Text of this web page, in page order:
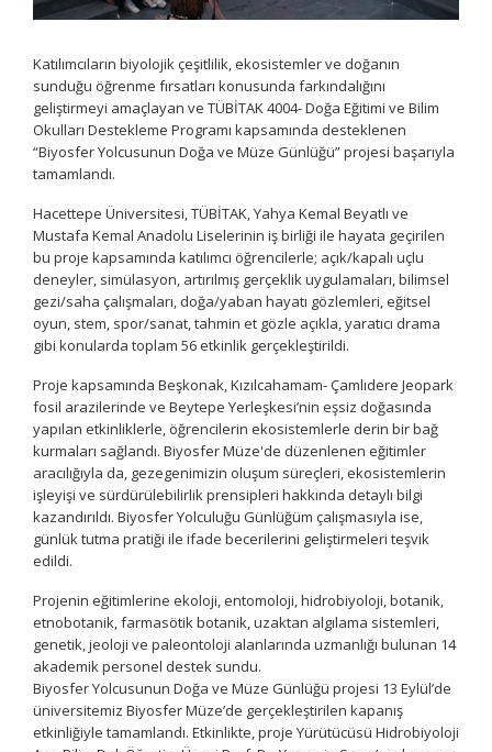
Katılımcıların biyolojik çeşitlilik, ekosistemler ve doğanın
sunduğu öğrenme fırsatları konusunda farkındalığını
geliştirmeyi amaçlayan ve TÜBİTAK 4004- Doğa Eğitimi ve Bilim
Okulları Destekleme Programı kapsamında desteklenen
“Biyosfer Yolcusunun Doğa ve Müze Günlüğü” projesi başarıyla
tamamlandı.
Hacettepe Üniversitesi, TÜBİTAK, Yahya Kemal Beyatlı ve
Mustafa Kemal Anadolu Liselerinin iş birliği ile hayata geçirilen
bu proje kapsamında katılımcı öğrencilerle; açık/kapalı uçlu
deneyler, simülasyon, artırılmış gerçeklik uygulamaları, bilimsel
gezi/saha çalışmaları, doğa/yaban hayatı gözlemleri, eğitsel
oyun, stem, spor/sanat, tahmin et gözle açıkla, yaratıcı drama
gibi konularda toplam 56 etkinlik gerçekleştirildi.
Proje kapsamında Beşkonak, Kızılcahamam- Çamlıdere Jeopark
fosil arazilerinde ve Beytepe Yerleşkesi’nin eşsiz doğasında
yapılan etkinliklerle, öğrencilerin ekosistemlerle derin bir bağ
kurmaları sağlandı. Biyosfer Müze'de düzenlenen eğitimler
aracılığıyla da, gezegenimizin oluşum süreçleri, ekosistemlerin
işleyişi ve sürdürülebilirlik prensipleri hakkında detaylı bilgi
kazandırıldı. Biyosfer Yolculuğu Günlüğüm çalışmasıyla ise,
günlük tutma pratiği ile ifade becerilerini geliştirmeleri teşvik
edildi.
Projenin eğitimlerine ekoloji, entomoloji, hidrobiyoloji, botanik,
etnobotanik, farmasötik botanik, uzaktan algılama sistemleri,
genetik, jeoloji ve paleontoloji alanlarında uzmanlığı bulunan 14
akademik personel destek sundu.
Biyosfer Yolcusunun Doğa ve Müze Günlüğü projesi 13 Eylül’de
üniversitemiz Biyosfer Müze’de gerçekleştirilen kapanış
etkinliğiyle tamamlandı. Etkinlikte, proje Yürütücüsü Hidrobiyoloji